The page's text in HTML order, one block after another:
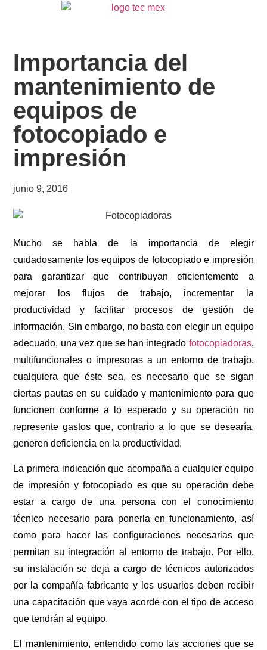
Importancia del
mantenimiento de
equipos de
fotocopiado e
impresión
junio 9, 2016
Mucho se habla de la importancia de elegir
cuidadosamente los equipos de fotocopiado e impresión
para garantizar que contribuyan eficientemente a
mejorar los flujos de trabajo, incrementar la
productividad y facilitar procesos de gestión de
información. Sin embargo, no basta con elegir un equipo
adecuado, una vez que se han integrado fotocopiadoras,
multifuncionales o impresoras a un entorno de trabajo,
cualquiera que éste sea, es necesario que se sigan
ciertas pautas en su cuidado y mantenimiento para que
funcionen conforme a lo esperado y su operación no
represente gastos que, contrario a lo que se desearía,
generen deficiencia en la productividad.
La primera indicación que acompaña a cualquier equipo
de impresión y fotocopiado es que su operación debe
estar a cargo de una persona con el conocimiento
técnico necesario para ponerla en funcionamiento, así
como para hacer las configuraciones necesarias que
permitan su integración al entorno de trabajo. Por ello,
su instalación se deja a cargo de técnicos autorizados
por la compañía fabricante y los usuarios deben recibir
una capacitación que vaya acorde con el tipo de acceso
que tendrán al equipo.
El mantenimiento, entendido como las acciones que se